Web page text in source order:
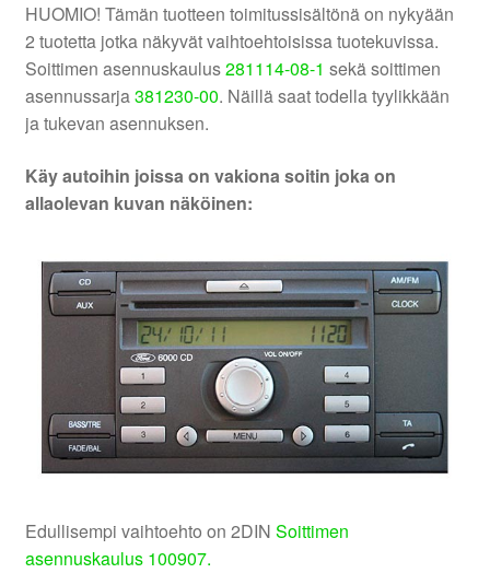
HUOMIO! Tämän tuotteen toimitussisältönä on nykyään
2 tuotetta jotka näkyvät vaihtoehtoisissa tuotekuvissa.
Soittimen asennuskaulus281114-08-1 sekä soittimen
asennussarja381230-00. Näillä saat todella tyylikkään
ja tukevan asennuksen.
Käy autoihin joissa on vakiona soitin joka on
allaolevan kuvan näköinen:
Edullisempi vaihtoehto on 2DIN Soittimen
asennuskaulus 100907.